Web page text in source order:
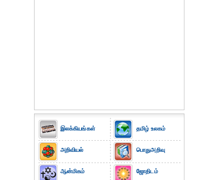
இலக்கியங்கள்
அறிவியல்
ஆன்மிகம்
தமிழ் உலகம்
பொதுஅறிவு
ஜோதிடம்